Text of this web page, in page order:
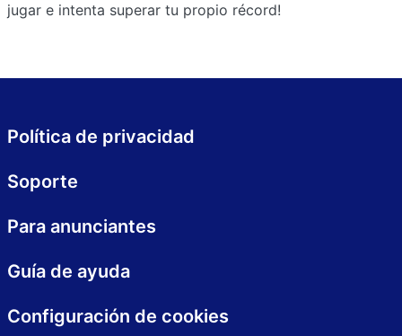
jugar e intenta superar tu propio récord!
Política de privacidad
Soporte
Para anunciantes
Guía de ayuda
Configuración de cookies